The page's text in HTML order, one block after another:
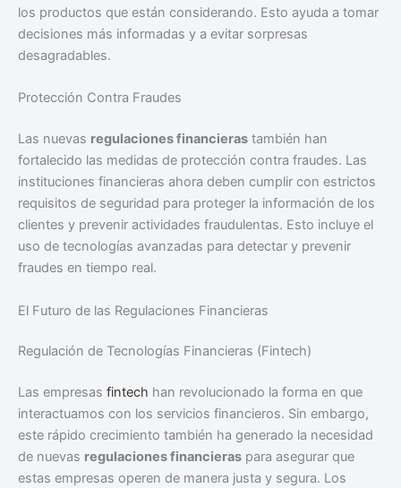
los productos que están considerando. Esto ayuda a tomar
decisiones más informadas y a evitar sorpresas
desagradables.
Protección Contra Fraudes
Las nuevas regulaciones financieras también han
fortalecido las medidas de protección contra fraudes. Las
instituciones financieras ahora deben cumplir con estrictos
requisitos de seguridad para proteger la información de los
clientes y prevenir actividades fraudulentas. Esto incluye el
uso de tecnologías avanzadas para detectar y prevenir
fraudes en tiempo real.
El Futuro de las Regulaciones Financieras
Regulación de Tecnologías Financieras (Fintech)
Las empresas fintech han revolucionado la forma en que
interactuamos con los servicios financieros. Sin embargo,
este rápido crecimiento también ha generado la necesidad
de nuevas regulaciones financieras para asegurar que
estas empresas operen de manera justa y segura. Los